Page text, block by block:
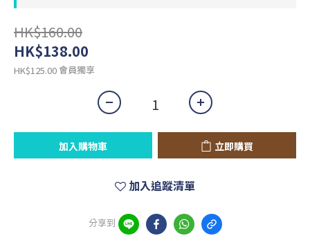
HK$160.00
HK$138.00
HK$125.00會員獨享
加入購物車 立即購買
加入追蹤清單
分享到